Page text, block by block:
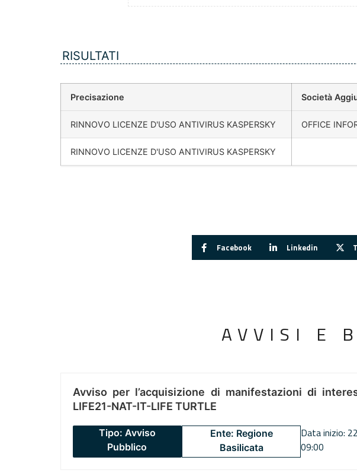
RISULTATI
Precisazione Società
RINNOVO LICENZE D'USO ANTIVIRUS KASPERSKY OFFICE
RINNOVO LICENZE D'USO ANTIVIRUS KASPERSKY
Facebook Linkedin
AVVISI E
Avviso per l’acquisizione di manifestazioni di
LIFE21-NAT-IT-LIFE TURTLE
Tipo: Avviso
Pubblico
Ente: Regione
Basilicata
Data inizio:
09:00